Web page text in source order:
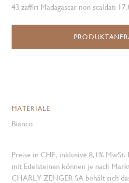
43 zaffiri Madagascar non scaldati
MATERIALE
Bianco
Preise in CHF, inklusive 8,1%
mit Edelsteinen können je nach
CHARLY ZENGER SA behält sich